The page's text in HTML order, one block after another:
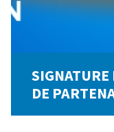
SIGNATURE
DE